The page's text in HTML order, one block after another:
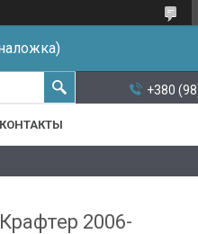
+380
КОНТАКТЫ
2006-